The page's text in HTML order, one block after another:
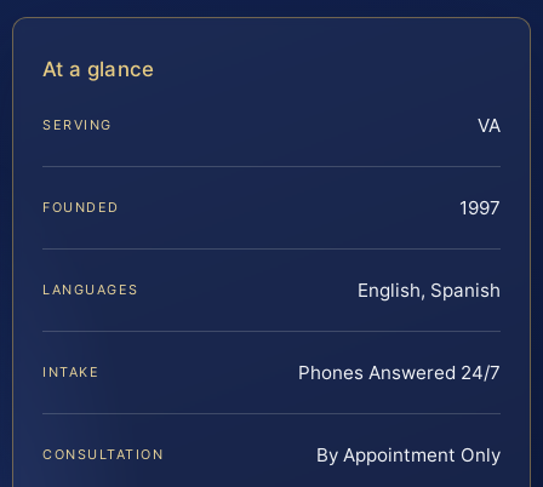
At a glance
SERVING VA
FOUNDED 1997
LANGUAGES English, Spanish
INTAKE Phones Answered 24/7
CONSULTATION By Appointment Only